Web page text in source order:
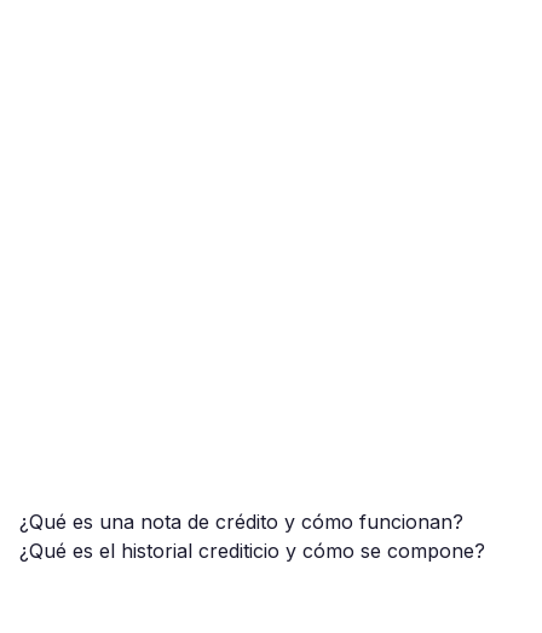
¿Qué es una nota de crédito y cómo funcionan?
¿Qué es el historial crediticio y cómo se compone?